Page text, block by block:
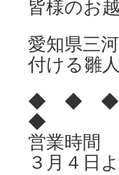
皆様のお
愛知県三
付ける雛
◆ ◆ ◆
◆
営業時間
３月４日